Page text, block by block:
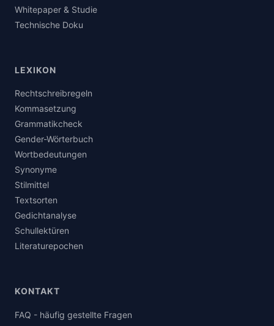
Whitepaper & Studie
Technische Doku
LEXIKON
Rechtschreibregeln
Kommasetzung
Grammatikcheck
Gender-Wörterbuch
Wortbedeutungen
Synonyme
Stilmittel
Textsorten
Gedichtanalyse
Schullektüren
Literaturepochen
KONTAKT
FAQ - häufig gestellte Fragen